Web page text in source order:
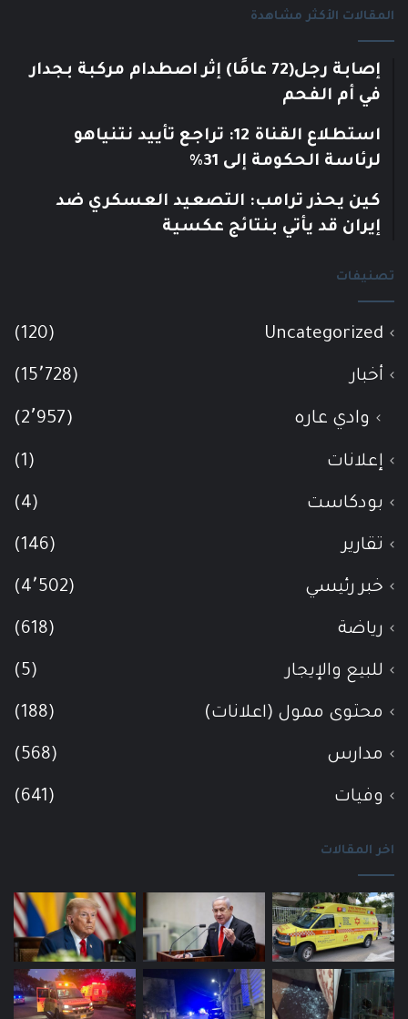
المقالات الأكثر مشاهدة
إصابة رجل(72 عامًا) إثر اصطدام مركبة بجدار
في أم الفحم
استطلاع القناة 12: تراجع تأييد نتنياهو
لرئاسة الحكومة إلى 31%
كين يحذر ترامب: التصعيد العسكري ضد
إيران قد يأتي بنتائج عكسية
تصنيفات
Uncategorized
(120)
أخبار (15٬728)
وادي عاره (2٬957)
إعلانات (1)
بودكاست (4)
تقارير (146)
خبر رئيسي (4٬502)
رياضة (618)
للبيع والإيجار (5)
محتوى ممول (اعلانات) (188)
مدارس (568)
وفيات (641)
اخر المقالات